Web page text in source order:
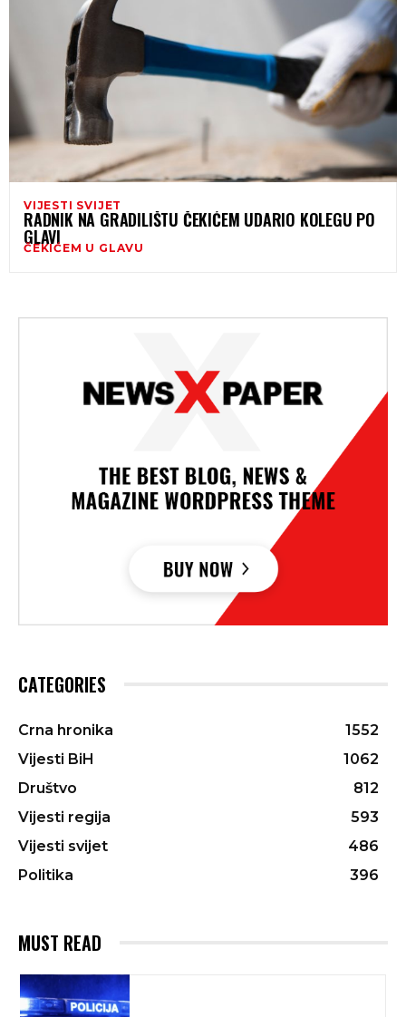
VIJESTI SVIJET
RADNIK NA GRADILIŠTU ČEKIĆEM UDARIO KOLEGU PO
GLAVI
ČEKIĆEM U GLAVU
CATEGORIES
Crna hronika
1552
Vijesti BiH
1062
Društvo
812
Vijesti regija
593
Vijesti svijet
486
Politika
396
MUST READ